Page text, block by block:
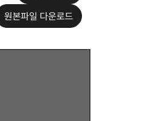
원본파일 다운로드